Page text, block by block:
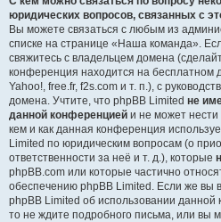
юридических вопросов, связанных с
Вы можете связаться с любым из
списке на странице «Наша команда».
свяжитесь с владельцем домена
конференция находится на бесплатном
Yahoo!, free.fr, f2s.com и т. п.), с
домена. Учтите, что phpBB Limited не
данной конференцией и не может нести
кем и как данная конференция
Limited по юридическим вопросам (о
ответственности за неё и т. д.), которые
phpBB.com или которые частично
обеспечению phpBB Limited. Если же вы
phpBB Limited об использовании данной
то не ждите подробного письма, или вы